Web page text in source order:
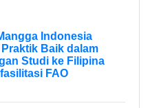
Indonesia
Praktik Baik dalam
Studi ke Filipina
FAO